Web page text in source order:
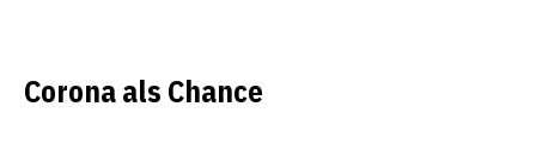
Corona als Chance